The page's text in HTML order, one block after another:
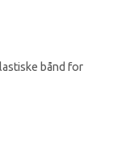
bånd for